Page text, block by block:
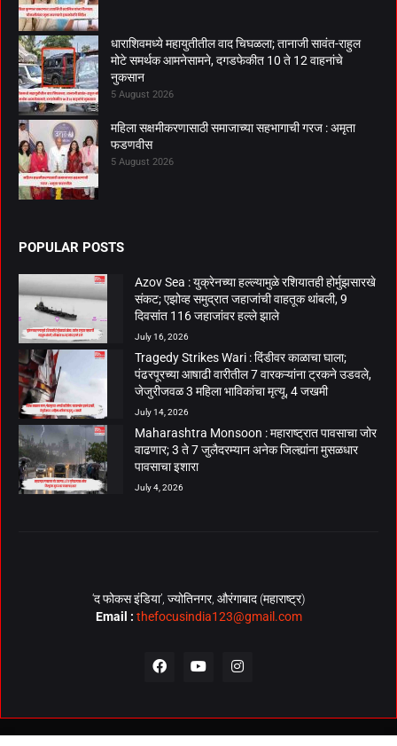
धाराशिवमध्ये महायुतीतील वाद चिघळला; तानाजी सावंत-राहुल
मोटे समर्थक आमनेसामने, दगडफेकीत 10 ते 12 वाहनांचे
नुकसान
5 August 2026
महिला सक्षमीकरणासाठी समाजाच्या सहभागाची गरज : अमृता
फडणवीस
5 August 2026
POPULAR POSTS
Azov Sea : युक्रेनच्या हल्ल्यामुळे रशियातही होर्मुझसारखे
संकट; एझोव्ह समुद्रात जहाजांची वाहतूक थांबली, 9
दिवसांत 116 जहाजांवर हल्ले झाले
July 16, 2026
Tragedy Strikes Wari : दिंडीवर काळाचा घाला;
पंढरपूरच्या आषाढी वारीतील 7 वारकऱ्यांना ट्रकने उडवले,
जेजुरीजवळ 3 महिला भाविकांचा मृत्यू, 4 जखमी
July 14, 2026
Maharashtra Monsoon : महाराष्ट्रात पावसाचा जोर
वाढणार; 3 ते 7 जुलैदरम्यान अनेक जिल्ह्यांना मुसळधार
पावसाचा इशारा
July 4, 2026
‘द फोकस इंडिया’, ज्योतिनगर, औरंगाबाद (महाराष्ट्र)
Email : thefocusindia123@gmail.com